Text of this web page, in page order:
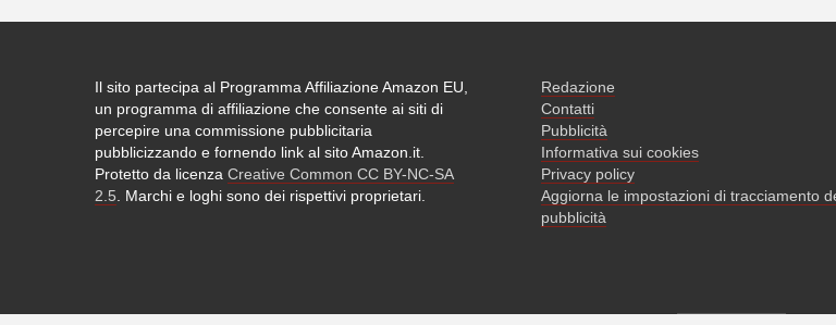
Il sito partecipa al Programma Affiliazione Amazon EU,
un programma di affiliazione che consente ai siti di
percepire una commissione pubblicitaria
pubblicizzando e fornendo link al sito Amazon.it.
Protetto da licenza Creative Common CC BY-NC-SA
2.5 . Marchi e loghi sono dei rispettivi proprietari.
Redazione
Contatti
Pubblicità
Informativa sui cookies
Privacy policy
Aggiorna le impostazioni di tracciamento
pubblicità